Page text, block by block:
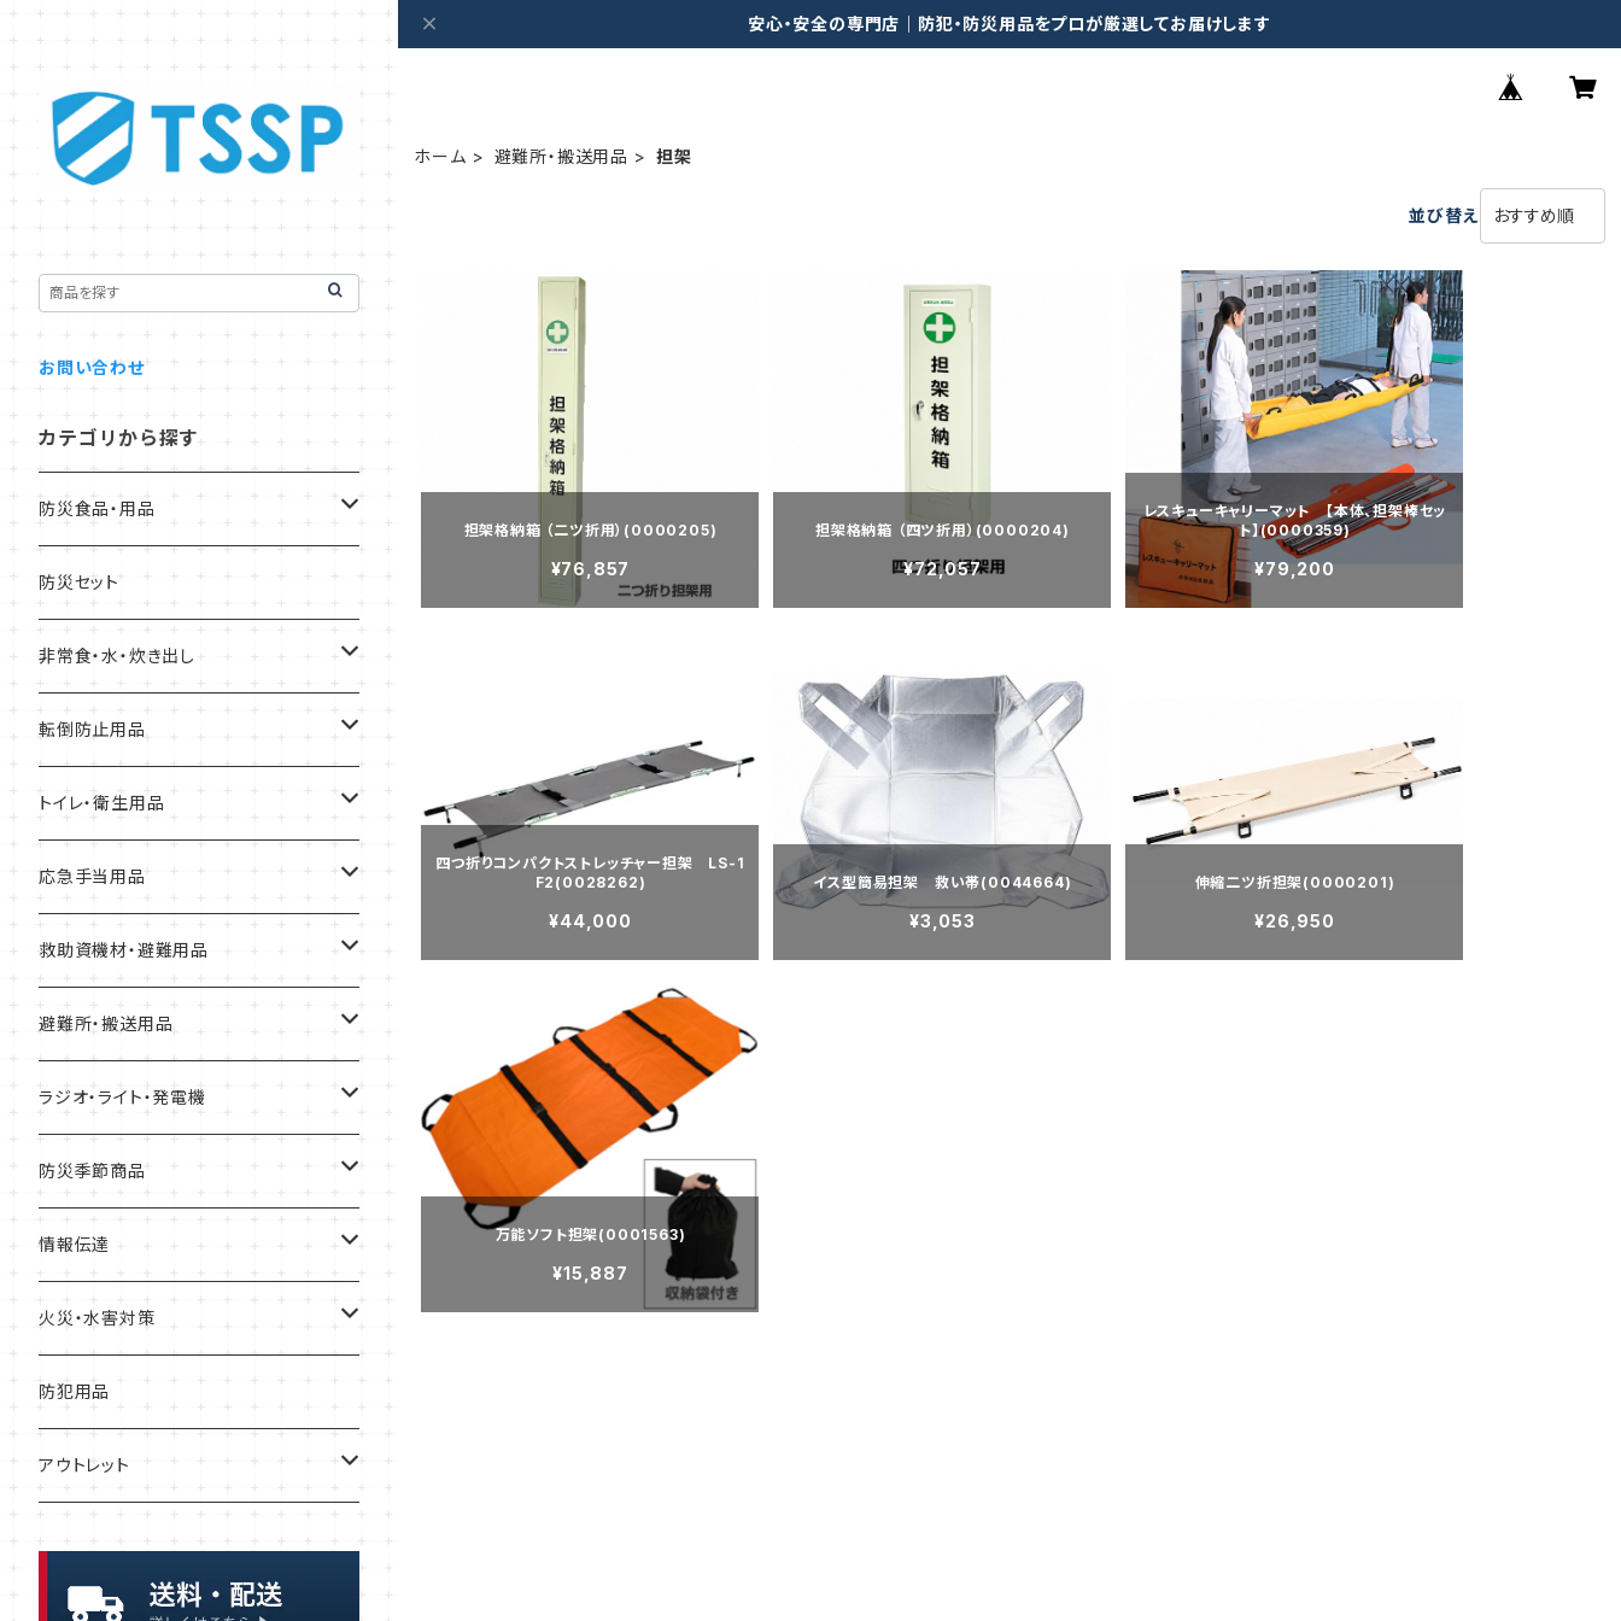
安心・安全の専門店｜防犯・防災用品をプロが厳選してお届けします
ホーム 避難所・搬送用品 担架
並び替え
担架格納箱 （二ツ折用）(0000205)
¥76,857
担架格納箱 （四ツ折用）(0000204)
¥72,057
レスキューキャリーマット 【本体、担架棒セッ
ト】(0000359)
¥79,200
四つ折りコンパクトストレッチャー担架 LS-1
F2(0028262)
¥44,000
イス型簡易担架 救い帯(0044664)
¥3,053
伸縮二ツ折担架(0000201)
¥26,950
万能ソフト担架(0001563)
¥15,887
お問い合わせ
カテゴリから探す
防災食品・用品
缶詰
クッキー、ビスケット
防災セット
非常食・水・炊き出し
アルファ化米
パスタ
スープ
缶詰
パン
レトルト食品
リゾット
非常食セット
一食ボックス
一食パック
インスタント麺
浄水・給水
転倒防止用品
耐震マット
転倒防止用具
ガラス飛散防止フィルム
ブレーカー遮断装置
金具・ストッパー・ワイヤー
落下防止
トイレ・衛生用品
Letito
簡易トイレ
組み立て式簡易トイレ
トイレテント
衛生用品
応急手当用品
救急セット
止血・包帯・処置用品
救助資機材・避難用品
非常持出袋
ずきん・ヘルメット
工具
避難所・搬送用品
緊急避難所
テント
リアカー・避難車
担架
簡易ベッド
ラジオ・ライト・発電機
ガソリン缶
ガソリン携行缶
発電機
充電器・電池
防災季節商品
寒さ対策
暑さ・熱中症対策
情報伝達
メモ
メガホン・拡声器
火災・水害対策
ボート
防犯用品
アウトレット
缶詰